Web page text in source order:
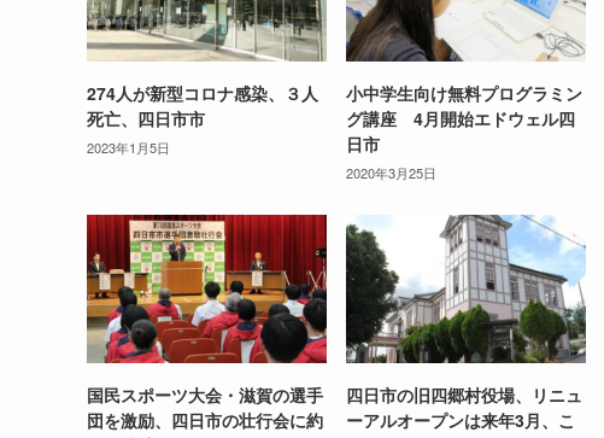
274人が新型コロナ感染、３人
死亡、四日市市
2023年1月5日
小中学生向け無料プログラミン
グ講座 4月開始エドウェル四
日市
2020年3月25日
国民スポーツ大会・滋賀の選手
団を激励、四日市の壮行会に約
四日市の旧四郷村役場、リニュ
ーアルオープンは来年3月、こ